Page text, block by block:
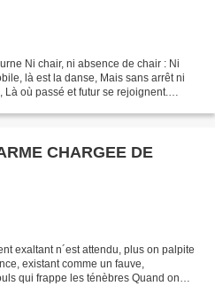
Ni chair, ni absence de chair : Ni
là est la danse, Mais sans arrêt ni
Là où passé et futur se rejoignent.
CHARGEE DE
exaltant n´est attendu, plus on palpite
existant comme un fauve,
qui frappe les ténèbres Quand on